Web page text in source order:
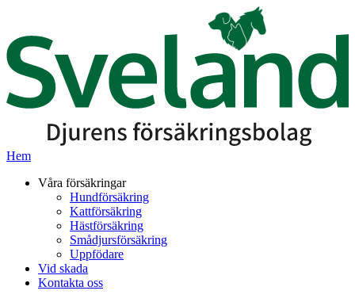
Hem
Våra försäkringar
Hundförsäkring
Kattförsäkring
Hästförsäkring
Smådjursförsäkring
Uppfödare
Vid skada
Kontakta oss